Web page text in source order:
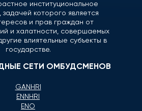
институциональное
которого является
и прав граждан от
и халатности, совершаемых
влиятельные субъекты в
государстве.
СЕТИ ОМБУДСМЕНОВ
GANHRI
ENNHRI
ENO